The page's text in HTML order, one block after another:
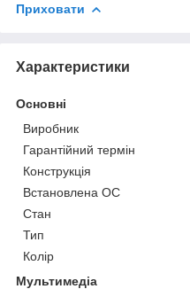
Приховати
Характеристики
Основні
Виробник
Гарантійний термін
Конструкція
Встановлена ОС
Стан
Тип
Колір
Мультимедіа